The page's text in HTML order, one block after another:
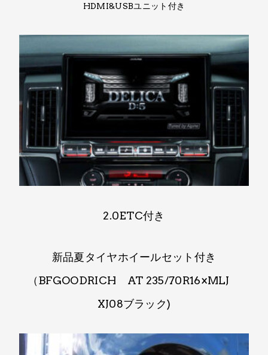
HDMI&USBユニット付き
2.0ETC付き
新品夏タイヤホイールセット付き
（BFGOODRICH AT 235/70R16×MLJ
XJ08ブラック)